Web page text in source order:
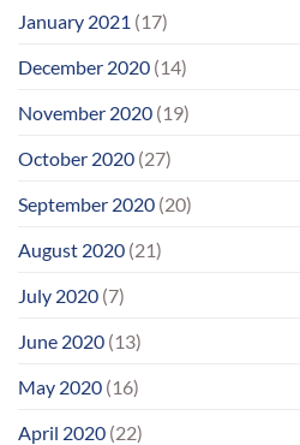
January 2021 (17)
December 2020 (14)
November 2020 (19)
October 2020 (27)
September 2020 (20)
August 2020 (21)
July 2020 (7)
June 2020 (13)
May 2020 (16)
April 2020 (22)